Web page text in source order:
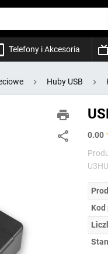
Telefony i Akcesoria
Huby USB
0.00
Stan